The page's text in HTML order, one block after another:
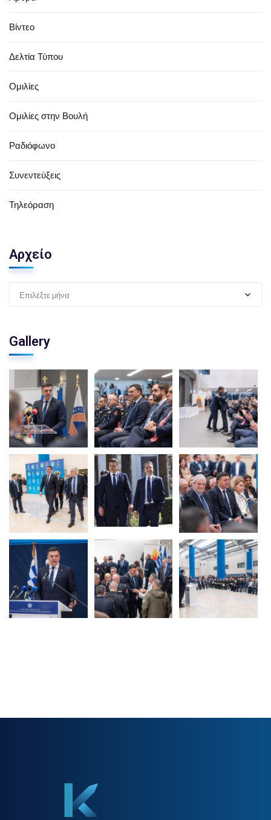
Βίντεο
Δελτία Τύπου
Ομιλίες
Ομιλίες στην Βουλή
Ραδιόφωνο
Συνεντεύξεις
Τηλεόραση
Αρχείο
Επιλέξτε μήνα
Gallery